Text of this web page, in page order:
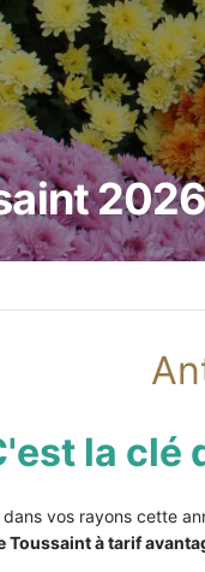
la
'est la clé
vos rayons cette
à tarif